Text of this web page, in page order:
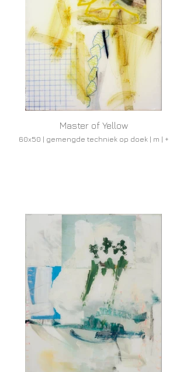
Master of Yellow
60x50 | gemengde techniek op doek | m | +